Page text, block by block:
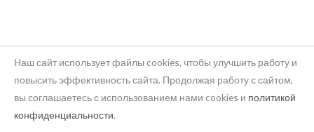
Наш сайт использует файлы cookies, чтобы улучшить работу и
повысить эффективность сайта. Продолжая работу с сайтом,
вы соглашаетесь с использованием нами cookies и политикой
конфиденциальности.